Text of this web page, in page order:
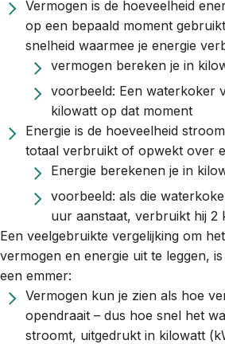
Vermogen is de hoeveelheid
op een bepaald moment
snelheid waarmee je energie
vermogen bereken je in
voorbeeld: Een waterkoker
kilowatt op dat moment
Energie is de hoeveelheid
totaal verbruikt of opwekt over
Energie berekenen je in
voorbeeld: als die
uur aanstaat, verbruikt hij 2
Een veelgebruikte vergelijking om
vermogen en energie uit te leggen,
een emmer:
Vermogen kun je zien als hoe
opendraait – dus hoe snel het
stroomt, uitgedrukt in kilowatt